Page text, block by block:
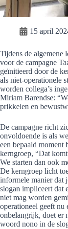
15 april
Tijdens de algemene
voor de campagne
geïnitieerd door de
als niet-operationele
worden collega’s
Miriam Barendse:
prikkelen en
De campagne richt
onvoldoende is als
een bepaald moment
kerngroep, “Dat
We starten dan ook
De kerngroep licht
informele manier dat
slogan impliceert dat
niet mag worden
operationeel geeft nu
onbelangrijk, doet er
woord nono in de